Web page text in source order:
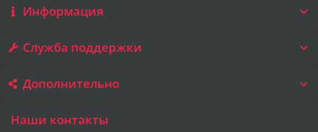
Информация
Служба поддержки
Дополнительно
Наши контакты